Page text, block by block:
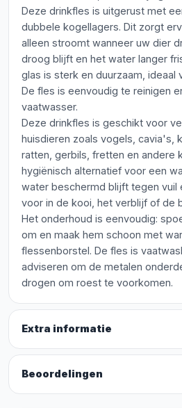
Deze drinkfles is uitgerust met
dubbele kogellagers. Dit zorgt
alleen stroomt wanneer uw dier
droog blijft en het water langer
glas is sterk en duurzaam, ideaal
De fles is eenvoudig te reinigen
vaatwasser.
Deze drinkfles is geschikt voor
huisdieren zoals vogels, cavia's,
ratten, gerbils, fretten en andere
hygiënisch alternatief voor een
water beschermd blijft tegen vuil
voor in de kooi, het verblijf of de
Het onderhoud is eenvoudig:
om en maak hem schoon met
flessenborstel. De fles is
adviseren om de metalen
drogen om roest te voorkomen.
Extra informatie
Beoordelingen